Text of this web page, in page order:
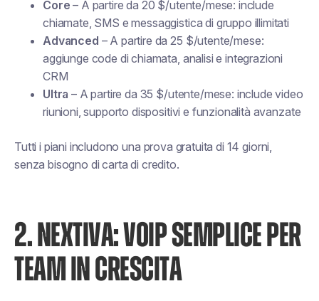
Core – A partire da 20 $/utente/mese: include
chiamate, SMS e messaggistica di gruppo illimitati
Advanced – A partire da 25 $/utente/mese:
aggiunge code di chiamata, analisi e integrazioni
CRM
Ultra – A partire da 35 $/utente/mese: include video
riunioni, supporto dispositivi e funzionalità avanzate
Tutti i piani includono una prova gratuita di 14 giorni,
senza bisogno di carta di credito.
2. NEXTIVA: VOIP SEMPLICE PER
TEAM IN CRESCITA